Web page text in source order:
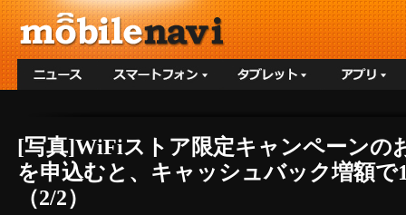
[写真]WiFiストア限定キャンペーン
を申込むと、キャッシュバック増額
（2/2）